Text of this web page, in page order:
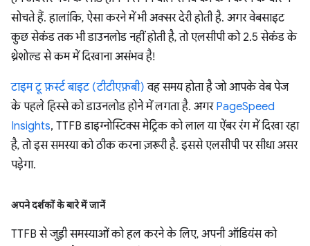
सोचते हैं. हालांकि, ऐसा करने में भी अक्सर देरी होती है. अगर वेबसाइट
कुछ सेकंड तक भी डाउनलोड नहीं होती है, तो एलसीपी को 2.5 सेकंड के
थ्रेशोल्ड से कम में दिखाना असंभव है!
टाइम टू फ़र्स्ट बाइट (टीटीएफ़बी) वह समय होता है जो आपके वेब पेज
के पहले हिस्से को डाउनलोड होने में लगता है. अगर PageSpeed
Insights, TTFB डाइग्नोस्टिक्स मेट्रिक को लाल या ऐंबर रंग में दिखा रहा
है, तो इस समस्या को ठीक करना ज़रूरी है. इससे एलसीपी पर सीधा असर
पड़ेगा.
अपने दर्शकों के बारे में जानें
TTFB से जुड़ी समस्याओं को हल करने के लिए, अपनी ऑडियंस को